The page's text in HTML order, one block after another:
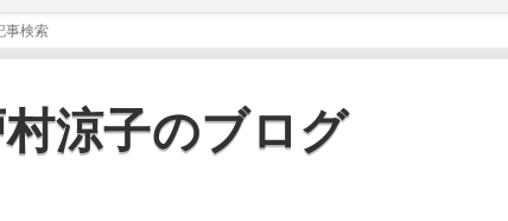
涼子のブログ